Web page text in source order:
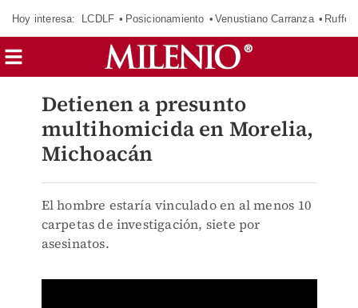
Hoy interesa: LCDLF Posicionamiento Venustiano Carranza Ruffo
Detienen a presunto
multihomicida en Morelia,
Michoacán
El hombre estaría vinculado en al menos 10
carpetas de investigación, siete por
asesinatos.